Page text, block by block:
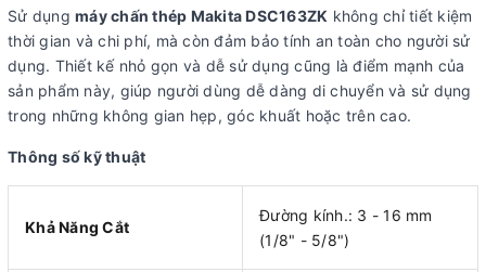
Sử dụng máy chấn thép Makita DSC163ZK không chỉ tiết kiệm
thời gian và chi phí, mà còn đảm bảo tính an toàn cho người sử
dụng. Thiết kế nhỏ gọn và dễ sử dụng cũng là điểm mạnh của
sản phẩm này, giúp người dùng dễ dàng di chuyển và sử dụng
trong những không gian hẹp, góc khuất hoặc trên cao.
Thông số kỹ thuật
Khả Năng Cắt
Đường kính.: 3 - 16 mm
(1/8" - 5/8")